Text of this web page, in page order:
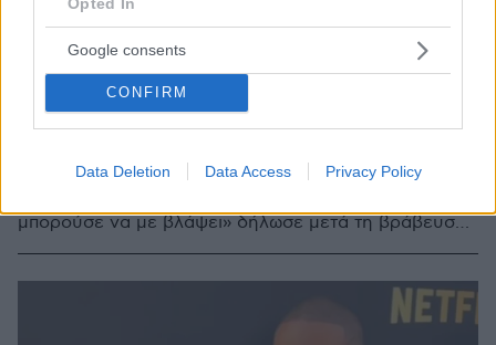
Google consents
CONFIRM
Data Deletion Data Access Privacy Policy
Αλκαράθ: Αμφίβολη η συμμετοχή του στο Roland Garros
μετά την εμφάνιση με νάρθηκα στο χέρι, δείτε βίντεο
Ο Ισπανός τενίστας παρευρέθηκε στην τελετή
ακινητοποιητικό νάρθηκα στον δεξιό καρπό του - «Το
μπορούσε να με βλάψει» δήλωσε μετά τη βράβευση
20.04.2026, 22:55